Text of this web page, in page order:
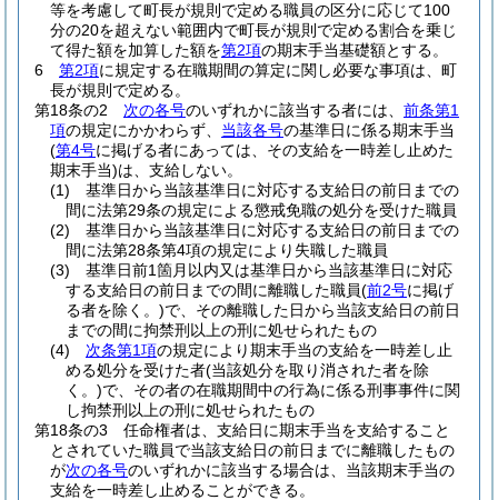
等を考慮して町長が規則で定める職員の区分に応じて100
分の20を超えない範囲内で町長が規則で定める割合を乗じ
て得た額を加算した額を第2項の期末手当基礎額とする。
6
第2項に規定する在職期間の算定に関し必要な事項は、町
長が規則で定める。
第18条の2
次の各号のいずれかに該当する者には、 前条第1
項の規定にかかわらず、 当該各号の基準日に係る期末手当
(第4号に掲げる者にあっては、その支給を一時差し止めた
期末手当)は、支給しない。
(1)
基準日から当該基準日に対応する支給日の前日までの
間に法第29条の規定による懲戒免職の処分を受けた職員
(2)
基準日から当該基準日に対応する支給日の前日までの
間に法第28条第4項の規定により失職した職員
(3)
基準日前1箇月以内又は基準日から当該基準日に対応
する支給日の前日までの間に離職した職員(前2号に掲げ
る者を除く。)で、その離職した日から当該支給日の前日
までの間に拘禁刑以上の刑に処せられたもの
(4)
次条第1項の規定により期末手当の支給を一時差し止
める処分を受けた者(当該処分を取り消された者を除
く。)で、その者の在職期間中の行為に係る刑事事件に関
し拘禁刑以上の刑に処せられたもの
第18条の3
任命権者は、支給日に期末手当を支給すること
とされていた職員で当該支給日の前日までに離職したもの
が次の各号のいずれかに該当する場合は、当該期末手当の
支給を一時差し止めることができる。